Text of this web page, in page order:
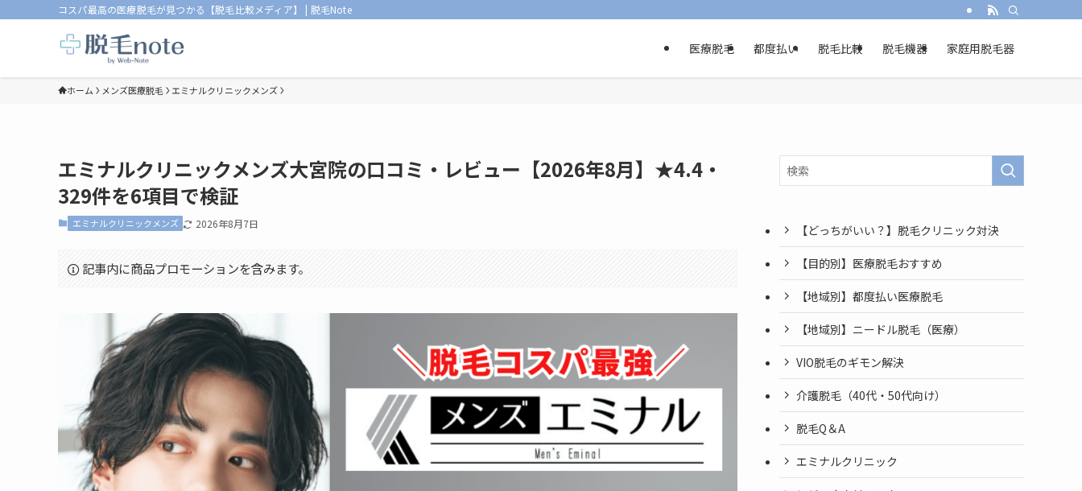
コスパ最高の医療脱毛が見つかる【脱毛比較メディア】 | 脱毛Note
医療脱毛 都度払い 脱毛比較 脱毛機器 家庭用脱毛器
ホーム メンズ医療脱毛 エミナルクリニックメンズ
エミナルクリニックメンズ大宮院の口コミ・レビュー【2026年8月】★4.4・
329件を6項目で検証
エミナルクリニックメンズ 2026年8月7日
記事内に商品プロモーションを含みます。
【どっちがいい？】脱毛クリニック対決
【目的別】医療脱毛おすすめ
【地域別】都度払い医療脱毛
【地域別】ニードル脱毛（医療）
VIO脱毛のギモン解決
介護脱毛（40代・50代向け）
脱毛Q＆A
エミナルクリニック